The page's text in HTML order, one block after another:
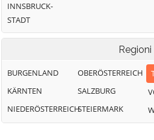
INNSBRUCK-
STADT
Regioni
BURGENLAND
KÄRNTEN
NIEDERÖSTERREICH
OBERÖSTERREICH
SALZBURG
STEIERMARK